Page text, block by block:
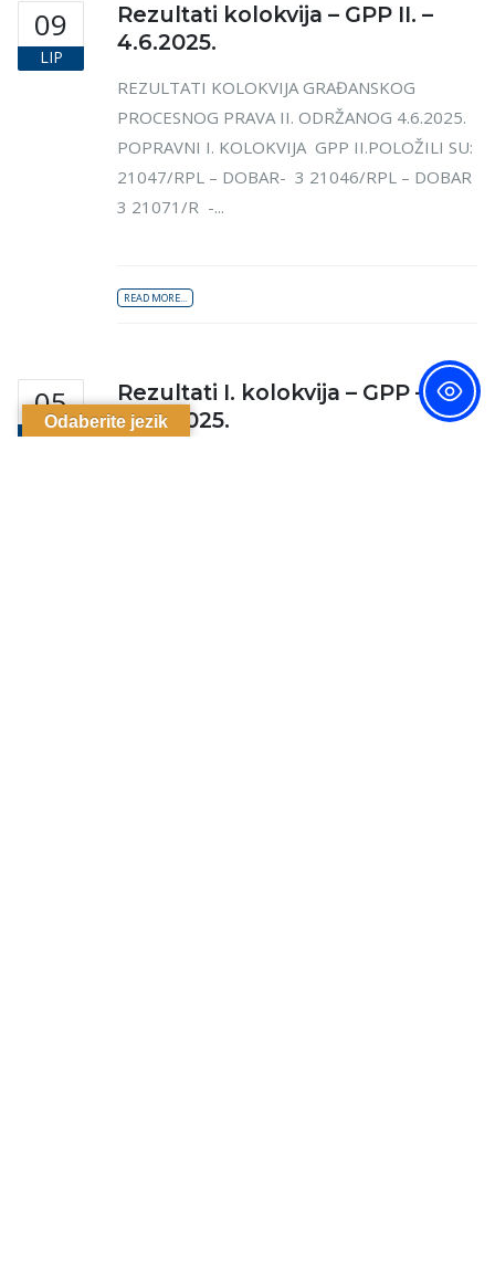
09
LIP
Rezultati kolokvija – GPP II. –
4.6.2025.
REZULTATI KOLOKVIJA GRAĐANSKOG
PROCESNOG PRAVA II. ODRŽANOG 4.6.2025.
POPRAVNI I. KOLOKVIJA GPP II.POLOŽILI SU:
21047/RPL – DOBAR- 3 21046/RPL – DOBAR
3 21071/R -...
READ MORE...
05
SVI
Rezultati I. kolokvija – GPP –
30.4.2025.
Odaberite jezik